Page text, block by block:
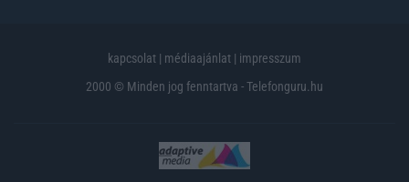
kapcsolat | médiaajánlat | impresszum
2000 © Minden jog fenntartva - Telefonguru.hu